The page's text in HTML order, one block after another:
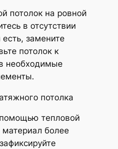
потолок на ровной
в отсутствии
замените
потолок к
необходимые
потолка
тепловой
более